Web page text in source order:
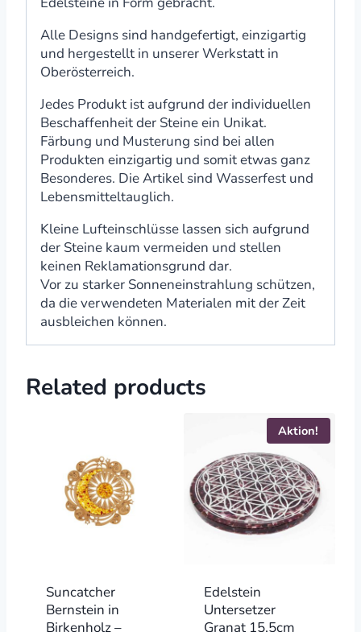
Alle Designs sind handgefertigt, einzigartig
und hergestellt in unserer Werkstatt in
Oberösterreich.
Jedes Produkt ist aufgrund der individuellen
Beschaffenheit der Steine ein Unikat.
Färbung und Musterung sind bei allen
Produkten einzigartig und somit etwas ganz
Besonderes. Die Artikel sind Wasserfest und
Lebensmitteltauglich.
Kleine Lufteinschlüsse lassen sich aufgrund
der Steine kaum vermeiden und stellen
keinen Reklamationsgrund dar.
Vor zu starker Sonneneinstrahlung schützen,
da die verwendeten Materialen mit der Zeit
ausbleichen können.
Related products
Suncatcher
Bernstein in
Birkenholz –
Aktion!
Edelstein
Untersetzer
Granat 15,5cm